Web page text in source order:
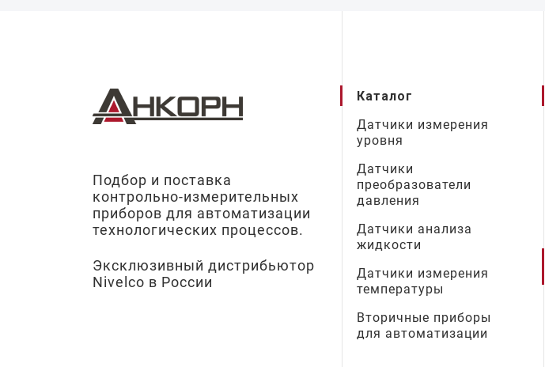
Подбор и поставка
контрольно-измерительных
приборов для автоматизации
технологических процессов.
Эксклюзивный дистрибьютор
Nivelco в России
Каталог
Датчики измерения
уровня
Датчики
преобразователи
давления
Датчики анализа
жидкости
Датчики измерения
температуры
Вторичные приборы
для автоматизации